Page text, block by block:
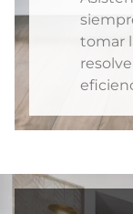
tomar